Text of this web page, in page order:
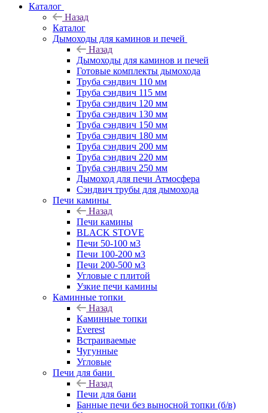
Каталог
Назад
Каталог
Дымоходы для каминов и печей
Назад
Дымоходы для каминов и печей
Готовые комплекты дымохода
Труба сэндвич 110 мм
Труба сэндвич 115 мм
Труба сэндвич 120 мм
Труба сэндвич 130 мм
Труба сэндвич 150 мм
Труба сэндвич 180 мм
Труба сэндвич 200 мм
Труба сэндвич 220 мм
Труба сэндвич 250 мм
Дымоход для печи Атмосфера
Сэндвич трубы для дымохода
Печи камины
Назад
Печи камины
BLACK STOVE
Печи 50-100 м3
Печи 100-200 м3
Печи 200-500 м3
Угловые с плитой
Узкие печи камины
Каминные топки
Назад
Каминные топки
Everest
Встраиваемые
Чугунные
Угловые
Печи для бани
Назад
Печи для бани
Банные печи без выносной топки (б/в)